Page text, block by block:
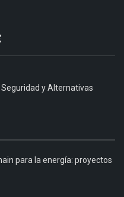
y Alternativas
para la energía: proyectos